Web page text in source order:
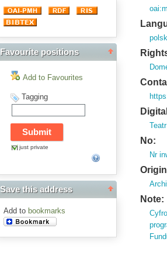
Favourite positions
Add to Favourites
Tagging
just private
Save this address
Add to bookmarks
No:
Nr
Note: